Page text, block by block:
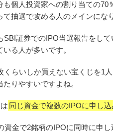
も個人投資家への割り当ての70
抽選で攻める人のメインにな
SBI証券でのIPO当選報告をし
る人が多いです。
くらいしか買えない宝くじを1
りやすいですよね。
同じ資金で複数のIPOに申し込
資金で2銘柄のIPOに同時に申